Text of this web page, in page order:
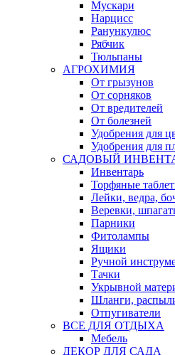
Мускари
Нарцисс
Ранункулюс
Рябчик
Тюльпаны
АГРОХИМИЯ
От грызунов
От сорняков
От вредителей
От болезней
Удобрения для
Удобрения для
САДОВЫЙ
Инвентарь
Торфяные
Лейки, ведра,
Веревки,
Парники
Фитолампы
Ящики
Ручной
Тачки
Укрывной
Шланги,
Отпугиватели
ВСЕ ДЛЯ ОТДЫХА
Мебель
ДЕКОР ДЛЯ САДА